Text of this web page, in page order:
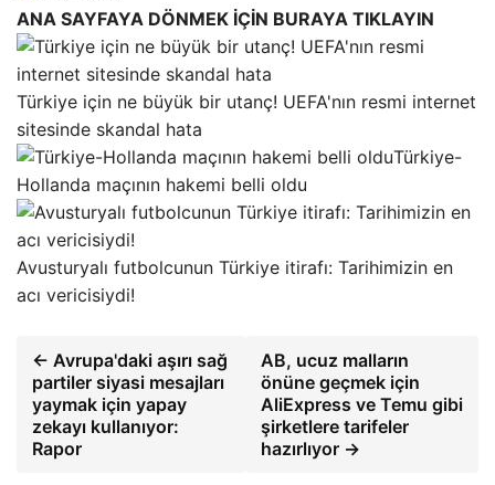
ANA SAYFAYA DÖNMEK İÇİN BURAYA TIKLAYIN
Türkiye için ne büyük bir utanç! UEFA'nın resmi internet
sitesinde skandal hata
Türkiye-
Hollanda maçının hakemi belli oldu
Avusturyalı futbolcunun Türkiye itirafı: Tarihimizin en
acı vericisiydi!
← Avrupa'daki aşırı sağ
partiler siyasi mesajları
yaymak için yapay
zekayı kullanıyor:
Rapor
AB, ucuz malların
önüne geçmek için
AliExpress ve Temu gibi
şirketlere tarifeler
hazırlıyor →